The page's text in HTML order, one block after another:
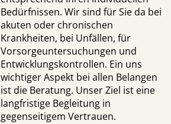
Bedürfnissen. Wir sind für Sie da bei
akuten oder chronischen
Krankheiten, bei Unfällen, für
Vorsorgeuntersuchungen und
Entwicklungskontrollen. Ein uns
wichtiger Aspekt bei allen Belangen
ist die Beratung. Unser Ziel ist eine
langfristige Begleitung in
gegenseitigem Vertrauen.